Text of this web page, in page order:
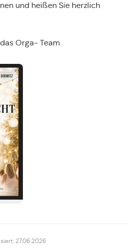
und heißen Sie herzlich
Orga- Team
27.06.2026